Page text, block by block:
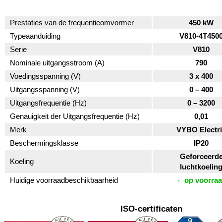
Prestaties van de frequentieomvormer
450 kW
Typeaanduiding
V810-
Serie
V810
Nominale uitgangsstroom (A)
790
Voedingsspanning (V)
3 x 400
Uitgangsspanning (V)
0 – 400
Uitgangsfrequentie (Hz)
0 – 3200
Genauigkeit der Uitgangsfrequentie (Hz)
0,01
Merk
VYBO
Beschermingsklasse
IP20
Koeling
luchtkoeling
Huidige voorraadbeschikbaarheid
op
ISO-certificaten